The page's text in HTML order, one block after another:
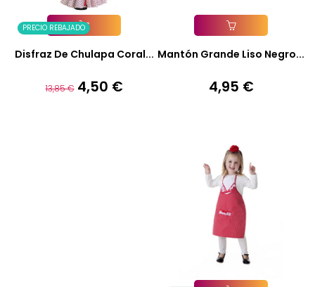
PRECIO REBAJADO
Añadir A La Cesta
Disfraz De Chulapa Coral...
Precio
13,85 € Precio
4,50 €
Añadir A La Cesta
Mantón Grande Liso Negro...
Precio
4,95 €